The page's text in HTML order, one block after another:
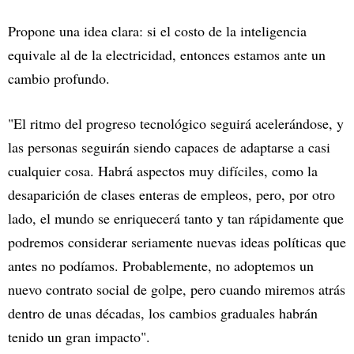
Propone una idea clara: si el costo de la inteligencia
equivale al de la electricidad, entonces estamos ante un
cambio profundo.
"El ritmo del progreso tecnológico seguirá acelerándose, y
las personas seguirán siendo capaces de adaptarse a casi
cualquier cosa. Habrá aspectos muy difíciles, como la
desaparición de clases enteras de empleos, pero, por otro
lado, el mundo se enriquecerá tanto y tan rápidamente que
podremos considerar seriamente nuevas ideas políticas que
antes no podíamos. Probablemente, no adoptemos un
nuevo contrato social de golpe, pero cuando miremos atrás
dentro de unas décadas, los cambios graduales habrán
tenido un gran impacto".